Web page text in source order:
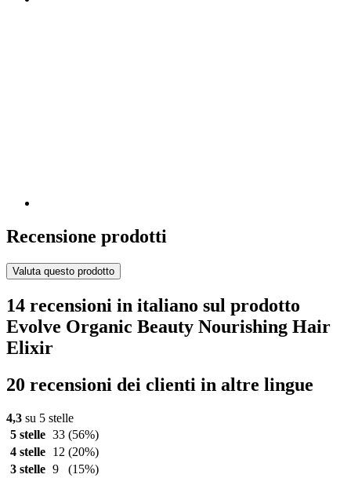
Recensione prodotti
Valuta questo prodotto
14 recensioni in italiano sul prodotto
Evolve Organic Beauty Nourishing Hair
Elixir
20 recensioni dei clienti in altre lingue
4,3 su 5 stelle
5 stelle 33 (56%)
4 stelle
12 (20%)
3 stelle 9
(15%)